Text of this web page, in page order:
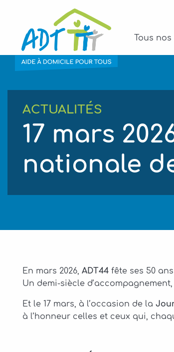
Tous
ACTUALITÉS
17 mars
nationale
En mars 2026, ADT44 fête ses 50
Un demi-siècle
Et le 17 mars, à l’occasion de la
à l’honneur celles et ceux qui,